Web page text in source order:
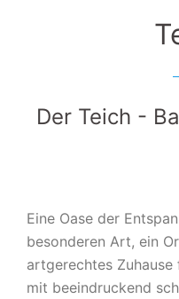
Der Teich -
Eine Oase der
besonderen Art, ein
artgerechtes
mit beeindruckend